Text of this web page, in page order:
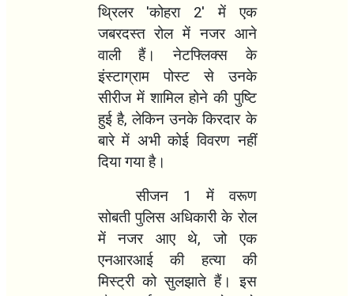
थ्रिलर 'कोहरा 2'में एक
जबरदस्त रोल में नजर आने
वाली हैं। नेटफ्लिक्स के
इंस्टाग्राम पोस्ट से उनके
सीरीज में शामिल होने की पुष्टि
हुई है,लेकिन उनके किरदार के
बारे में अभी कोई विवरण नहीं
दिया गया है।
सीजन 1में वरूण
सोबती पुलिस अधिकारी के रोल
में नजर आए थे,जो एक
एनआरआई की हत्या की
मिस्ट्री को सुलझाते हैं। इस